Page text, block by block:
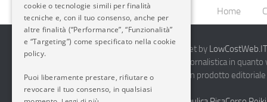
Home
2014-2026 AvioBlog - Creazione Siti Internet by
Questo blog non rappresenta una testata giornalistica in
periodicità. Non può pertanto considerarsi un prodotto
7.03.2001.Disclaimer Completo
cookie o tecnologie simili per finalità
tecniche e, con il tuo consenso, anche per
altre finalità (“Performance”, “Funzionalità”
e “Targeting”) come specificato nella cookie
policy.
Puoi liberamente prestare, rifiutare o
revocare il tuo consenso, in qualsiasi